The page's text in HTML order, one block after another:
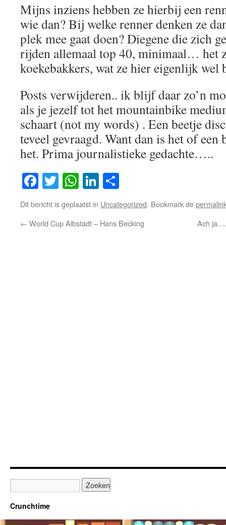
Mijns inziens hebben ze hierbij een
wie dan? Bij welke renner denken ze
plek mee gaat doen? Diegene die zich
rijden allemaal top 40, minimaal… het
koekebakkers, wat ze hier eigenlijk wel
Posts verwijderen.. ik blijf daar zo’n
als je jezelf tot het mountainbike
schaart (not my words) . Een beetje
teveel gevraagd. Want dan is het of
het. Prima journalistieke gedachte…..
Facebook
TwitterWhatsApp
LinkedIn
Dit bericht is geplaatst in Uncategorized. Bookmark de
← World Cup Albstadt – Hans Becking Ach
Crunchtime